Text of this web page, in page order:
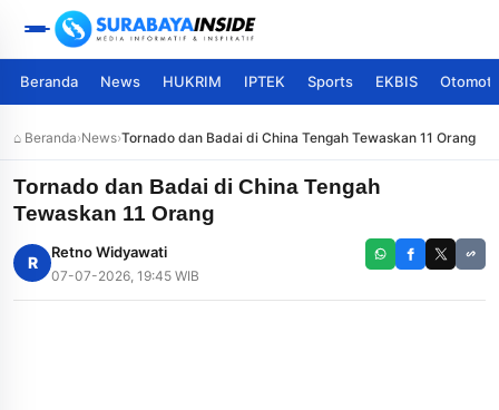
Beranda News HUKRIM IPTEK Sports EKBIS
⌂ Beranda›News›Tornado dan Badai di China Tengah Tewaskan 11 Orang
Tornado dan Badai di China Tengah
Tewaskan 11 Orang
R
Retno Widyawati
07-07-2026, 19:45 WIB